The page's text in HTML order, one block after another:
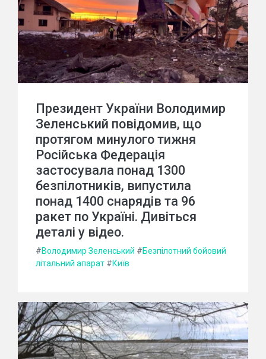
Президент України Володимир
Зеленський повідомив, що
протягом минулого тижня
Російська Федерація
застосувала понад 1300
безпілотників, випустила
понад 1400 снарядів та 96
ракет по Україні. Дивіться
деталі у відео.
#Володимир Зеленський #Безпілотний бойовий
літальний апарат #Київ